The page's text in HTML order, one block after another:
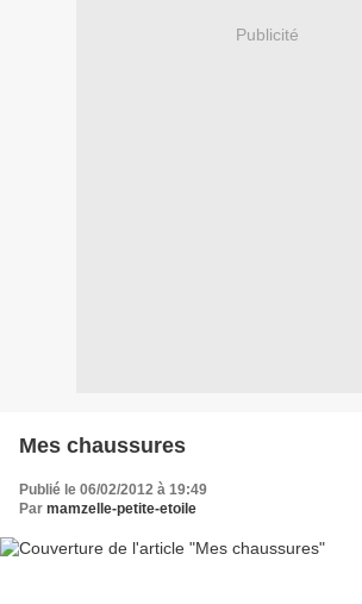
Publicité
Mes chaussures
Publié le 06/02/2012 à 19:49
Par mamzelle-petite-etoile